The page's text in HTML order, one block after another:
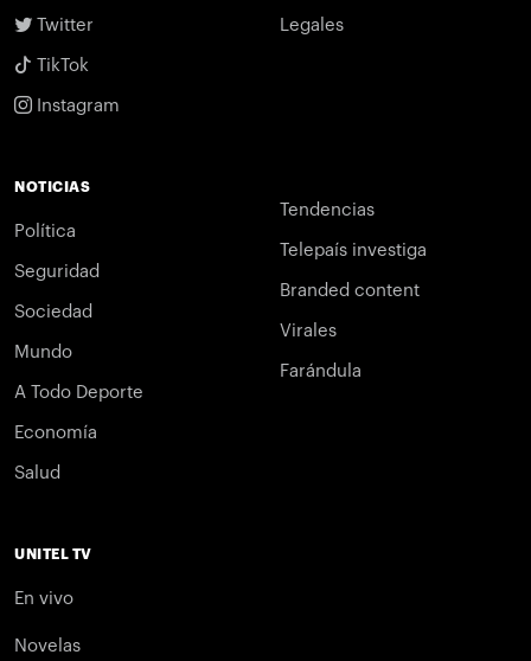
Twitter
TikTok
Instagram
Legales
NOTICIAS
Política
Seguridad
Sociedad
Mundo
A Todo Deporte
Economía
Salud
Tendencias
Telepaís investiga
Branded content
Virales
Farándula
UNITEL TV
En vivo
Novelas